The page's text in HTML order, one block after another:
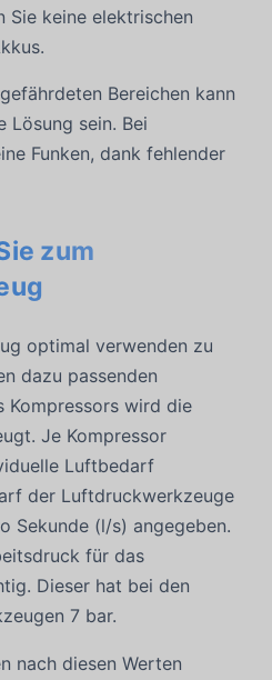
Sie keine elektrischen
Bereichen kann
Lösung sein. Bei
Funken, dank fehlender
zum
optimal verwenden zu
dazu passenden
Kompressors wird die
Je Kompressor
Luftbedarf
der Luftdruckwerkzeuge
Sekunde (l/s) angegeben.
für das
Dieser hat bei den
7 bar.
nach diesen Werten